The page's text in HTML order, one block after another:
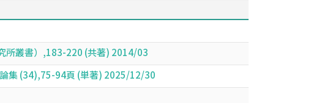
所叢書）,183-220 (共著) 2014/03
集 (34),75-94頁 (単著) 2025/12/30